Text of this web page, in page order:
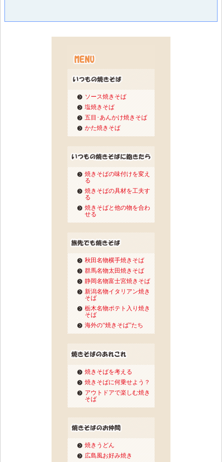
ソース焼きそば
塩焼きそば
五目･あんかけ焼きそば
かた焼きそば
焼きそばの味付けを変え
る
焼きそばの具材を工夫す
る
焼きそばと他の物を合わ
せる
秋田名物横手焼きそば
群馬名物太田焼きそば
静岡名物富士宮焼きそば
新潟名物イタリアン焼き
そば
栃木名物ポテト入り焼き
そば
海外の“焼きそば”たち
焼きそばを考える
焼きそばに何乗せよう？
アウトドアで楽しむ焼き
そば
焼きうどん
広島風お好み焼き